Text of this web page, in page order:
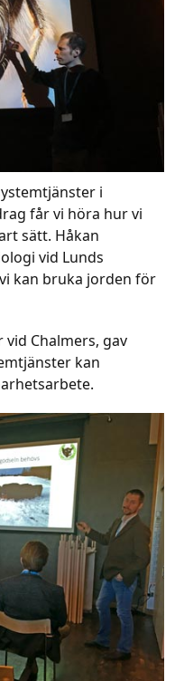
i
får vi höra hur vi
sätt. Håkan
vid Lunds
kan bruka jorden för
Chalmers, gav
kan